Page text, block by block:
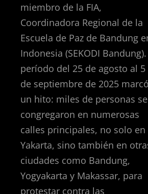
miembro de la FIA,
Coordinadora Regional de la
Escuela de Paz de Bandung
Indonesia (SEKODI Bandung).
período del 25 de agosto al 5
de septiembre de 2025 marcó
un hito: miles de personas se
congregaron en numerosas
calles principales, no solo en
Yakarta, sino también en
ciudades como Bandung,
Yogyakarta y Makassar, para
protestar contra las